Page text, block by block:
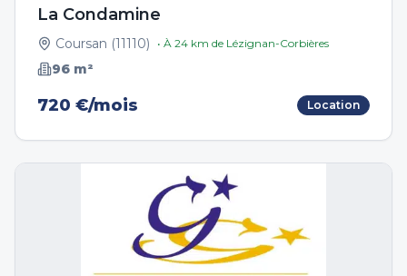
La Condamine
Coursan (11110) • À 24 km de Lézignan-Corbières
96 m²
720 €/mois Location